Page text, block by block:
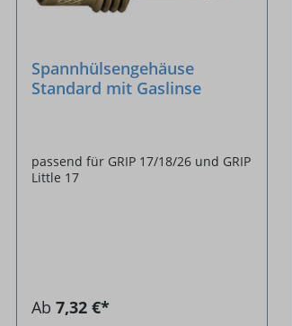
Spannhülsengehäuse
Standard mit Gaslinse
passend für GRIP 17/18/26 und GRIP
Little 17
Ab7,32 €*